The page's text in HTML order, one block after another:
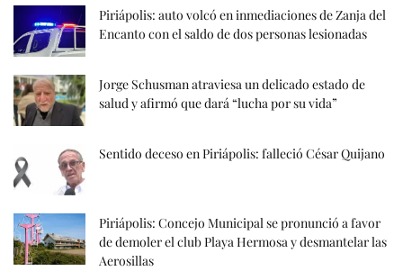
Piriápolis: auto volcó en inmediaciones de Zanja del
Encanto con el saldo de dos personas lesionadas
Jorge Schusman atraviesa un delicado estado de
salud y afirmó que dará “lucha por su vida”
Sentido deceso en Piriápolis: falleció César Quijano
Piriápolis: Concejo Municipal se pronunció a favor
de demoler el club Playa Hermosa y desmantelar las
Aerosillas